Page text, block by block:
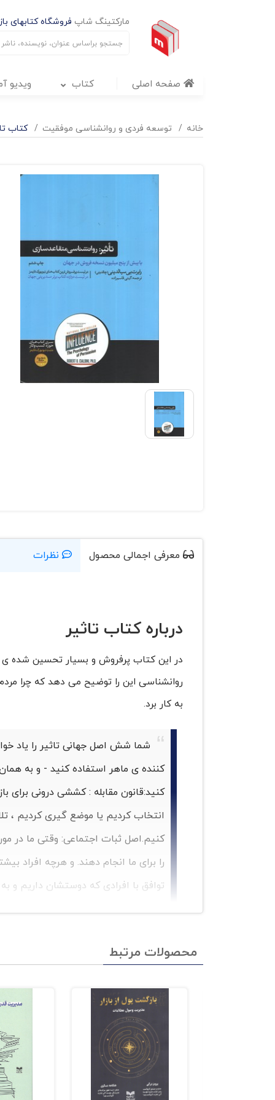
مارکتینگ شاپ فروشگاه کتابهای
صفحه اصلی کتاب ویدیو
خانه توسعه فردی و روانشناسی موفقیت کتاب
معرفی اجمالی محصول نظرات
درباره کتاب تاثیر
در این کتاب پرفروش و بسیار تحسین شده ی
روانشناسی این را توضیح می دهد که چرا
به کار برد.
شما شش اصل جهانی تاثیر را یاد
کننده ی ماهر استفاده کنید - و به همان
کنید:قانون مقابله : کششی درونی
انتخاب کردیم یا موضع گیری کردیم ،
کنیم.اصل ثبات اجتماعی: وقتی ما در
را برای ما انجام دهند. و هرچه افراد
توافق با افرادی که دوستشان داریم و
خواهیم.
دکتر سیالدینی ، و همچنین یک مطالعه
یک راهنمای جامع برای استفاده موثر از این
محصولات مرتبط